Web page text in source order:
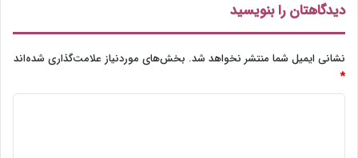
دیدگاهتان را بنویسید
نشانی ایمیل شما منتشر نخواهد شد. بخش‌های موردنیاز علامت‌گذاری شده‌اند
*